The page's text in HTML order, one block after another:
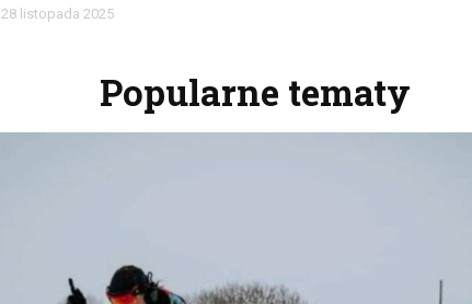
28 listopada 2025
Popularne tematy